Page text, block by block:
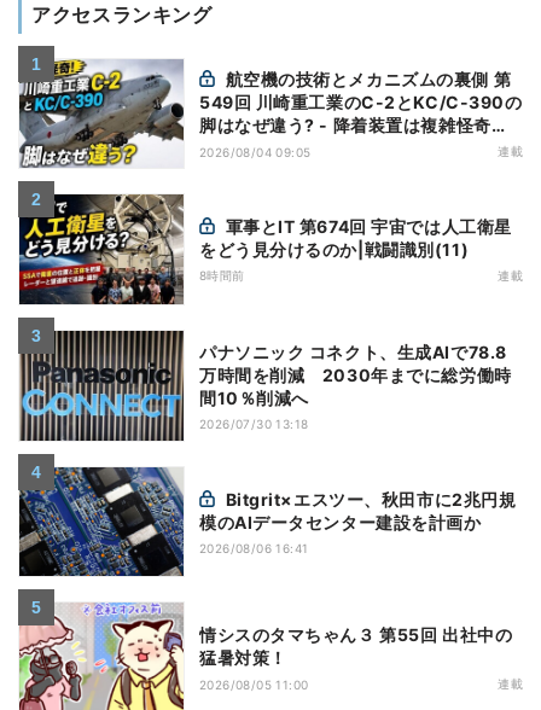
アクセスランキング
549回 川崎重工業のC-2とKC/C-390の
脚はなぜ違う? - 降着装置は複雑怪奇
(5)|軍用輸送機(10)
2026/08/04 09:05 連載
をどう見分けるのか|戦闘識別(11)
8時間前 連載
パナソニック コネクト、生成AIで78.8
万時間を削減 2030年までに総労働時
間10％削減へ
2026/07/30 13:18
模のAIデータセンター建設を計画か
2026/08/06 16:41
情シスのタマちゃん３ 第55回 出社中の
猛暑対策！
2026/08/05 11:00 連載